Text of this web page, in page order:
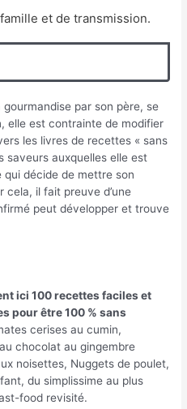
et de transmission.
par son père, se
elle est contrainte de modifier
les livres de recettes « sans
saveurs auxquelles elle est
qui décide de mettre son
cela, il fait preuve d’une
peut développer et trouve
ici 100 recettes faciles et
pour être 100 % sans
cerises au cumin,
chocolat au gingembre
noisettes, Nuggets de poulet,
du simplissime au plus
food revisité.